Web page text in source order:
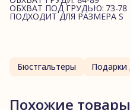
ОБХВАТ ПОД ГРУДЬЮ: 73-78
ПОДХОДИТ ДЛЯ РАЗМЕРА S
Бюстгальтеры
Похожие товары